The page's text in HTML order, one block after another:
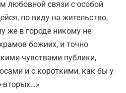
любовной связи с особой
по виду на жительство,
же в городе никому не
божиих, и точно
чувствами публики,
и с короткими, как бы у
вторых…»